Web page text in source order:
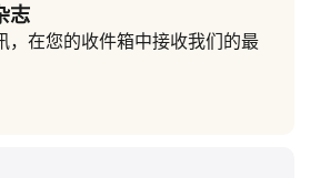
志
，在您的收件箱中接收我们的最